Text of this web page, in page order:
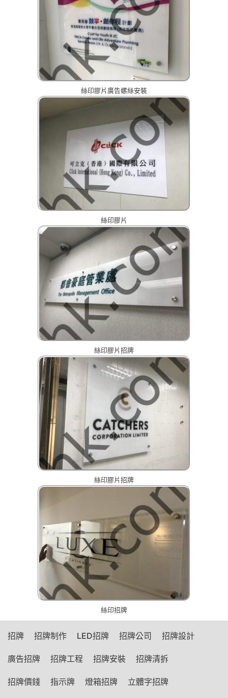
絲印膠片廣告螺絲安裝
絲印膠片
絲印膠片招牌
絲印膠片招牌
絲印招牌
招牌 招牌制作 LED招牌 招牌公司 招牌設計
廣告招牌 招牌工程 招牌安裝 招牌清拆
招牌價錢 指示牌 燈箱招牌 立體字招牌